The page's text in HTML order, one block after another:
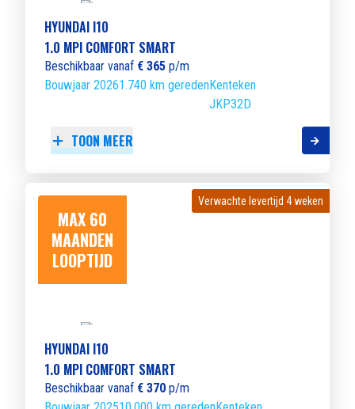
HYUNDAI I10
1.0 MPI COMFORT SMART
Beschikbaar vanaf € 365 p/m
Bouwjaar 20261.740 km geredenKenteken
JKP32D
TOON MEER
MAX 60
MAANDEN
LOOPTIJD
Verwachte levertijd 4 weken
Verwachte levertijd 4 weken
HYUNDAI I10
1.0 MPI COMFORT SMART
Beschikbaar vanaf € 370 p/m